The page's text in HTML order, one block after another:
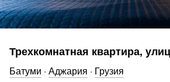
Трехкомнатная квартира,
Батуми · Аджария · Грузия